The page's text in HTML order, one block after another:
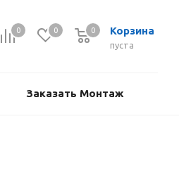
0 0 Корзина
пуста
0
Заказать Монтаж